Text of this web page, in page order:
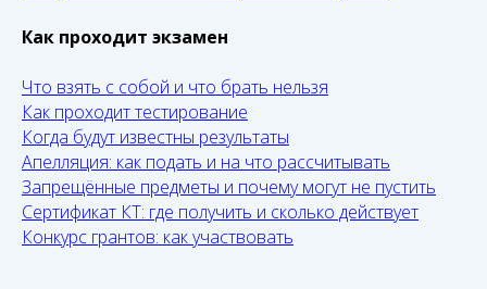
Как проходит экзамен
Что взять с собой и что брать нельзя
Как проходит тестирование
Когда будут известны результаты
Апелляция: как подать и на что рассчитывать
Запрещённые предметы и почему могут не пустить
Сертификат КТ: где получить и сколько действует
Конкурс грантов: как участвовать